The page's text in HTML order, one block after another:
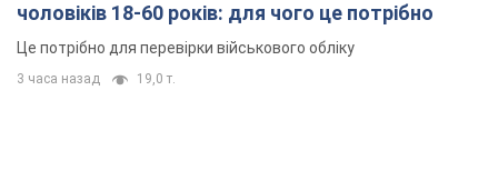
чоловіків 18-60 років: для чого це потрібно
Це потрібно для перевірки військового обліку
3 часа назад 19,0 т.